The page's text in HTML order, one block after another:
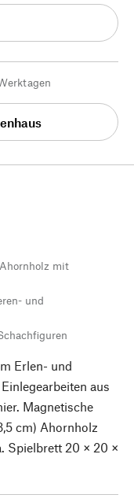
mit
und
Erlen- und
aus
Magnetische
cm) Ahornholz
Spielbrett 20 × 20 ×